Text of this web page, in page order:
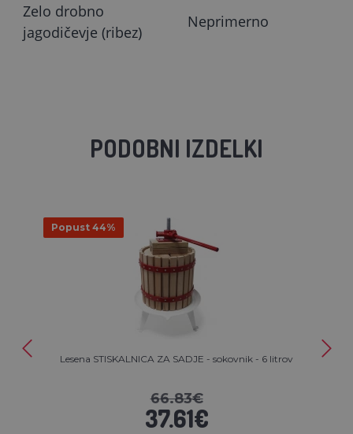
Zelo drobno
jagodičevje (ribez)
Neprimerno
PODOBNI IZDELKI
Popust 44%
Lesena STISKALNICA ZA SADJE - sokovnik - 6 litrov
66.83€
37.61€